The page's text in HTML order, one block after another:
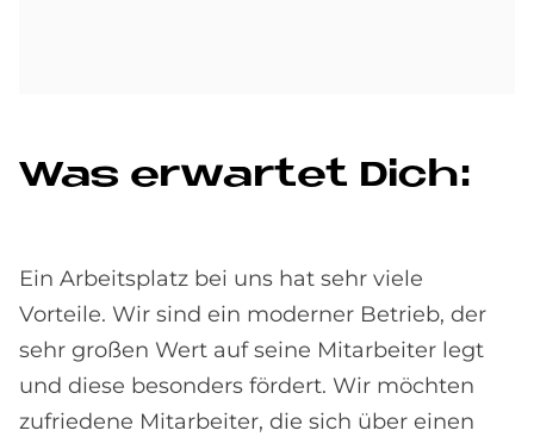
Was er­war­tet Dich:
Ein Arbeitsplatz bei uns hat sehr viele
Vorteile. Wir sind ein moderner Betrieb, der
sehr großen Wert auf seine Mitarbeiter legt
und diese besonders fördert. Wir möchten
zufriedene Mitarbeiter, die sich über einen